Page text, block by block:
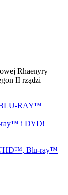
Rhaenyry
II rządzi
BLU-RAY™
ray™ i DVD!
UHD™, Blu-ray™